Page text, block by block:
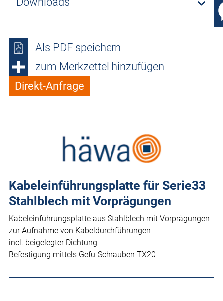
Als PDF speichern
zum Merkzettel hinzufügen
Direkt-Anfrage
Kabeleinführungsplatte für Serie33
Stahlblech mit Vorprägungen
Kabeleinführungsplatte aus Stahlblech mit Vorprägungen
zur Aufnahme von Kabeldurchführungen
incl. beigelegter Dichtung
Befestigung mittels Gefu-Schrauben TX20